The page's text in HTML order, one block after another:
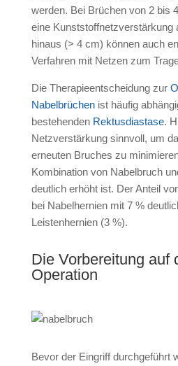
werden. Bei Brüchen von 2 bis
eine Kunststoffnetzverstärkung
hinaus (> 4 cm) können auch
Verfahren mit Netzen zum
Die Therapieentscheidung zur
Nabelbrüchenist häufig
bestehenden Rektusdiastase.
Netzverstärkung sinnvoll, um
erneuten Bruches zu
Kombination von Nabelbruch
deutlich erhöht ist. Der Anteil
bei Nabelhernien mit 7 %
Leistenhernien (3 %).
Die Vorbereitung auf
Operation
Bevor der Eingriff durchgeführt